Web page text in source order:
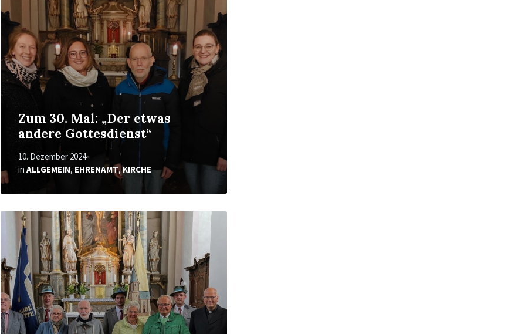
Zum 30. Mal: „Der etwas
andere Gottesdienst“
10. Dezember 2024
in ALLGEMEIN, EHRENAMT,KIRCHE
Mehr
erfahren